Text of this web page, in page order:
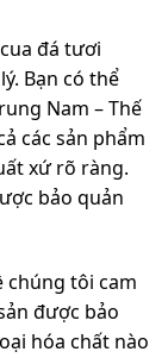
đá tươi
Bạn có thể
Nam – Thế
các sản phẩm
xứ rõ ràng.
bảo quản
chúng tôi cam
được bảo
hóa chất nào